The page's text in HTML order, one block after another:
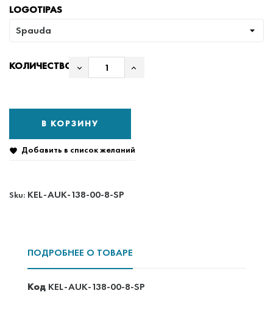
LOGOTIPAS
КОЛИЧЕСТВО
В КОРЗИНУ
 Добавить в список желаний
Sku: KEL-AUK-138-00-8-SP
ПОДРОБНЕЕ О ТОВАРЕ
Код KEL-AUK-138-00-8-SP